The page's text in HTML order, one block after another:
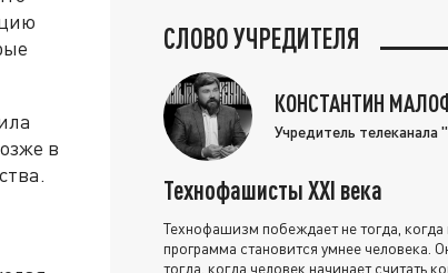
в
СЛОВО УЧРЕДИТЕЛЯ
КОНСТАНТИН
Учредитель телеканала
Технофашисты XXI века
Технофашизм побеждает не тогда, когда
программа становится умнее человека.
тогда, когда человек начинает считать